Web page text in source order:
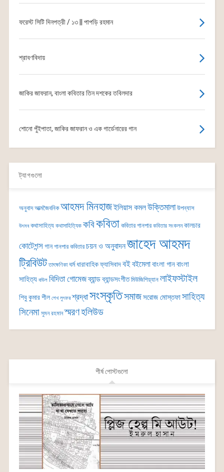
ফরেস্ট সিটি দিনপত্রী / ১৩ || পাপড়ি রহমান
শ্রাবণবিদায়
জাকির জাফরান, বাংলা কবিতার তিন দশকের তবিলদার
শোনো পুঁইপাতা, জাকির জাফরান ও এক গার্ডেনারের গান
ট্যাগগুলো
অনুবাদ আত্মজৈবনিক আহমদ মিনহাজইলিয়াস কমলউক্তিমালা উপন্যাস
উৎসব কথাসাহিত্য কথাসাহিত্যিক কবিকবিতা কবিতার গানপার কবিতার সংকলন কালচার
কোটেশন্সগান গানপার কবিতার চয়ন ও অনুবাদনজাহেদ আহমদ
ট্রিবিউট তাৎক্ষণিকা ধর্ম ধারাবাহিকফ্যাসিবাদবইবইমেলাবাংলা গানবাংলা
সাহিত্য বাউল বিদিতা গোমেজব্যান্ডব্যান্ডসংগীত মিউজিশিয়্যান লাইফস্টাইল
শিবু কুমার শীল শেখ লুৎফর শ্রদ্ধাসংস্কৃতিসমাজসরোজ মোস্তফাসাহিত্য
সিনেমা সুমন রহমান স্মরণহলিউড
শীর্ষ পোস্টগুলো